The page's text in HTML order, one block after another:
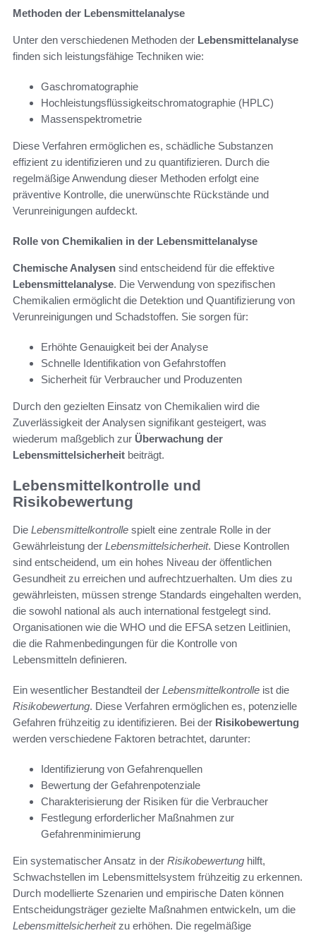
Methoden der Lebensmittelanalyse
Unter den verschiedenen Methoden der Lebensmittelanalyse
finden sich leistungsfähige Techniken wie:
Gaschromatographie
Hochleistungsflüssigkeitschromatographie (HPLC)
Massenspektrometrie
Diese Verfahren ermöglichen es, schädliche Substanzen
effizient zu identifizieren und zu quantifizieren. Durch die
regelmäßige Anwendung dieser Methoden erfolgt eine
präventive Kontrolle, die unerwünschte Rückstände und
Verunreinigungen aufdeckt.
Rolle von Chemikalien in der Lebensmittelanalyse
Chemische Analysen sind entscheidend für die effektive
Lebensmittelanalyse. Die Verwendung von spezifischen
Chemikalien ermöglicht die Detektion und Quantifizierung von
Verunreinigungen und Schadstoffen. Sie sorgen für:
Erhöhte Genauigkeit bei der Analyse
Schnelle Identifikation von Gefahrstoffen
Sicherheit für Verbraucher und Produzenten
Durch den gezielten Einsatz von Chemikalien wird die
Zuverlässigkeit der Analysen signifikant gesteigert, was
wiederum maßgeblich zur Überwachung der
Lebensmittelsicherheit beiträgt.
Lebensmittelkontrolle und
Risikobewertung
Die Lebensmittelkontrolle spielt eine zentrale Rolle in der
Gewährleistung der Lebensmittelsicherheit. Diese Kontrollen
sind entscheidend, um ein hohes Niveau der öffentlichen
Gesundheit zu erreichen und aufrechtzuerhalten. Um dies zu
gewährleisten, müssen strenge Standards eingehalten werden,
die sowohl national als auch international festgelegt sind.
Organisationen wie die WHO und die EFSA setzen Leitlinien,
die die Rahmenbedingungen für die Kontrolle von
Lebensmitteln definieren.
Ein wesentlicher Bestandteil der Lebensmittelkontrolle ist die
Risikobewertung. Diese Verfahren ermöglichen es, potenzielle
Gefahren frühzeitig zu identifizieren. Bei der Risikobewertung
werden verschiedene Faktoren betrachtet, darunter:
Identifizierung von Gefahrenquellen
Bewertung der Gefahrenpotenziale
Charakterisierung der Risiken für die Verbraucher
Festlegung erforderlicher Maßnahmen zur
Gefahrenminimierung
Ein systematischer Ansatz in der Risikobewertung hilft,
Schwachstellen im Lebensmittelsystem frühzeitig zu erkennen.
Durch modellierte Szenarien und empirische Daten können
Entscheidungsträger gezielte Maßnahmen entwickeln, um die
Lebensmittelsicherheitzu erhöhen. Die regelmäßige